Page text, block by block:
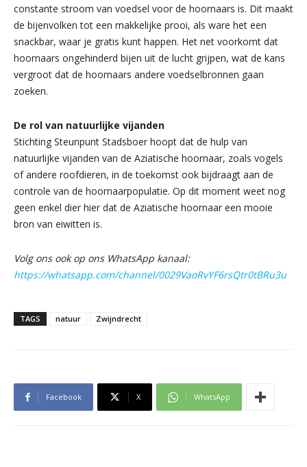
constante stroom van voedsel voor de hoornaars is. Dit maakt
de bijenvolken tot een makkelijke prooi, als ware het een
snackbar, waar je gratis kunt happen. Het net voorkomt dat
hoornaars ongehinderd bijen uit de lucht grijpen, wat de kans
vergroot dat de hoornaars andere voedselbronnen gaan
zoeken.
De rol van natuurlijke vijanden
Stichting Steunpunt Stadsboer hoopt dat de hulp van
natuurlijke vijanden van de Aziatische hoornaar, zoals vogels
of andere roofdieren, in de toekomst ook bijdraagt aan de
controle van de hoornaarpopulatie. Op dit moment weet nog
geen enkel dier hier dat de Aziatische hoornaar een mooie
bron van eiwitten is.
Volg ons ook op ons WhatsApp kanaal:
https://whatsapp.com/channel/0029VaoRvYF6rsQtr0tBRu3u
TAGS natuur Zwijndrecht
Facebook X WhatsApp